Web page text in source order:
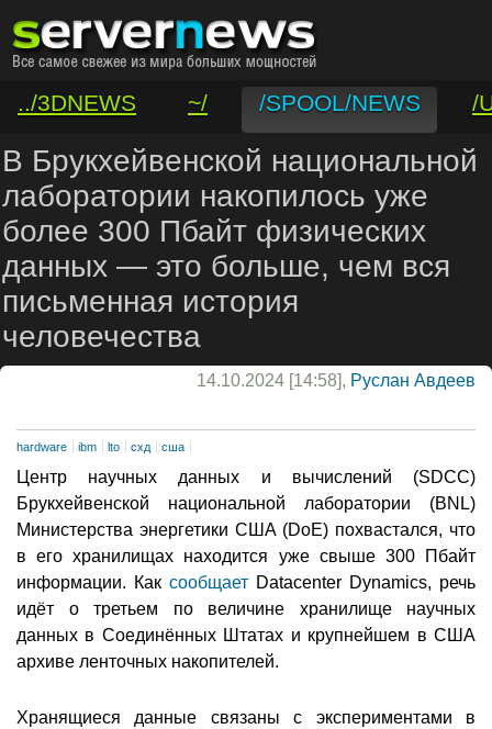
../3DNEWS ~/ /SPOOL/NEWS
/
/VAR/CONTACT
В Брукхейвенской национальной
лаборатории накопилось уже
более 300 Пбайт физических
данных — это больше, чем вся
письменная история
человечества
14.10.2024 [14:58], Руслан Авдеев
hardware ibm lto схд сша
Центр научных данных и вычислений (SDCC)
Брукхейвенской национальной лаборатории (BNL)
Министерства энергетики США (DoE) похвастался, что
в его хранилищах находится уже свыше 300 Пбайт
информации. Как сообщает Datacenter Dynamics, речь
идёт о третьем по величине хранилище научных
данных в Соединённых Штатах и крупнейшем в США
архиве ленточных накопителей.
Хранящиеся данные связаны с экспериментами в